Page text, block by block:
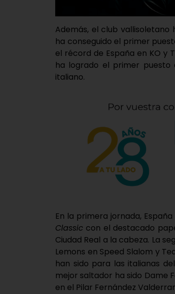
Además, el club
ha conseguido el primer
el récord de España en KO y
ha logrado el primer puesto
italiano.
En la primera jornada,
Classic con el destacado
Ciudad Real a la cabeza. La
Lemons en Speed Slalom y
han sido para las italianas
mejor saltador ha sido Dame
en el Pilar Fernández